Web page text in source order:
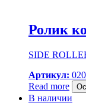
Ролик
SIDE
Артикул:
Read more
В наличии